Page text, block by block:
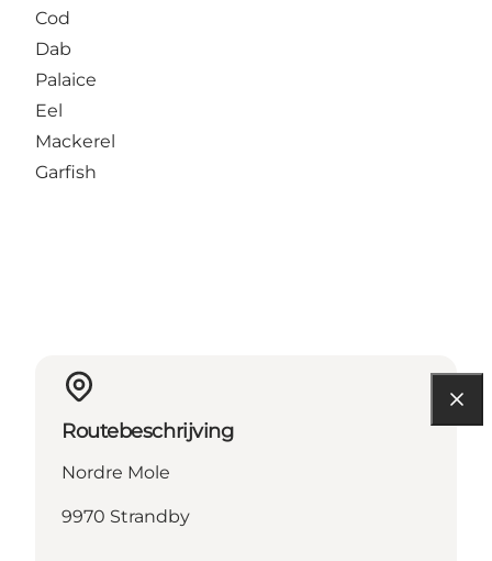
Cod
Dab
Palaice
Eel
Mackerel
Garfish
Routebeschrijving
Nordre Mole
9970 Strandby